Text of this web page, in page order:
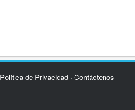
Política de Privacidad· Contáctenos